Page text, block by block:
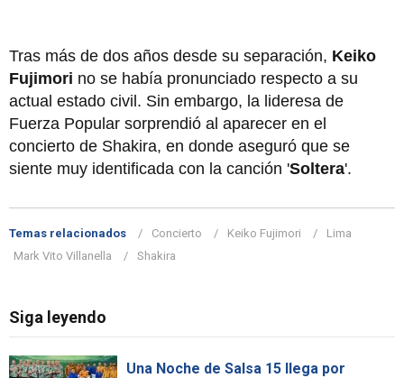
Tras más de dos años desde su separación, Keiko
Fujimori no se había pronunciado respecto a su
actual estado civil. Sin embargo, la lideresa de
Fuerza Popular sorprendió al aparecer en el
concierto de Shakira, en donde aseguró que se
siente muy identificada con la canción 'Soltera'.
Temas relacionados Concierto Keiko Fujimori
Lima
Mark Vito Villanella
Shakira
Siga leyendo
Una Noche de Salsa 15 llega por